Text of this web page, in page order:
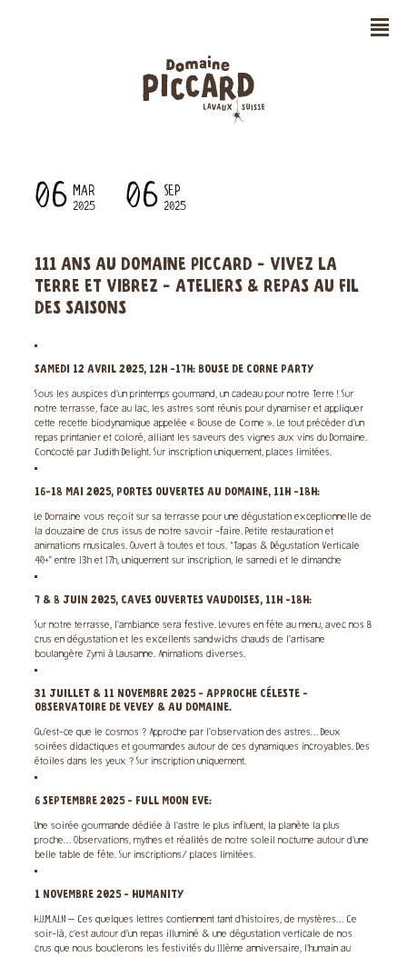
n
06 MAR
2025 06 SEP
2025
111 ANS AU DOMAINE PICCARD - VIVEZ LA
TERRE ET VIBREZ - ATELIERS & REPAS AU FIL
DES SAISONS
SAMEDI 12 AVRIL 2025, 12H -17H: BOUSE DE CORNE PARTY
Sous les auspices d’un printemps gourmand, un cadeau pour notre Terre ! Sur
notre terrasse, face au lac, les astres sont réunis pour dynamiser et appliquer
cette recette biodynamique appelée « Bouse de Corne ». Le tout précéder d’un
repas printanier et coloré, alliant les saveurs des vignes aux vins du Domaine.
Concocté par Judith Delight. Sur inscription uniquement, places limitées.
16-18 MAI 2025, PORTES OUVERTES AU DOMAINE, 11H -18H:
Le Domaine vous reçoit sur sa terrasse pour une dégustation exceptionnelle de
la douzaine de crus issus de notre savoir -faire. Petite restauration et
animations musicales. Ouvert à toutes et tous. “Tapas & Dégustation Verticale
40+” entre 13h et 17h, uniquement sur inscription, le samedi et le dimanche
7 & 8 JUIN 2025, CAVES OUVERTES VAUDOISES, 11H -18H:
Sur notre terrasse, l’ambiance sera festive. Levures en fête au menu, avec nos 8
crus en dégustation et les excellents sandwichs chauds de l’artisane
boulangère Zymi à Lausanne. Animations diverses.
31 JUILLET & 11 NOVEMBRE 2025 - APPROCHE CÉLESTE -
OBSERVATOIRE DE VEVEY & AU DOMAINE.
Qu’est-ce que le cosmos ? Approche par l’observation des astres… Deux
soirées didactiques et gourmandes autour de ces dynamiques incroyables. Des
étoiles dans les yeux ? Sur inscription uniquement.
6 SEPTEMBRE 2025 - FULL MOON EVE:
Une soirée gourmande dédiée à l’astre le plus influent, la planète la plus
proche… Observations, mythes et réalités de notre soleil nocturne autour d’une
belle table de fête. Sur inscriptions/ places limitées.
1 NOVEMBRE 2025 - HUMANITY
H.U.M.A.I.N – Ces quelques lettres contiennent tant d’histoires, de mystères… Ce
soir-là, c’est autour d’un repas illuminé & une dégustation verticale de nos
crus que nous bouclerons les festivités du 111ème anniversaire, l’humain au